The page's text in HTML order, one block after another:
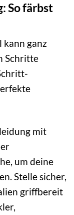
So färbst
kann ganz
Schritte
mit
um deine
Stelle sicher,
griffbereit